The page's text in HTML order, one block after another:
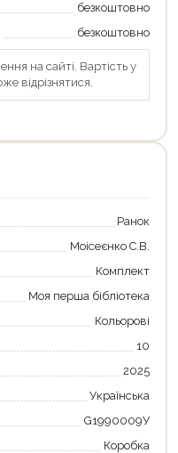
безкоштовно
безкоштовно
на сайті. Вартість у
відрізнятися.
Ранок
Моісеєнко С.В.
Комплект
Моя перша бібліотека
Кольорові
10
2025
Українська
G1990009У
Коробка